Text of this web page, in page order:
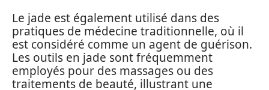
Le jade est également utilisé dans des
pratiques de médecine traditionnelle, où il
est considéré comme un agent de guérison.
Les outils en jade sont fréquemment
employés pour des massages ou des
traitements de beauté, illustrant une